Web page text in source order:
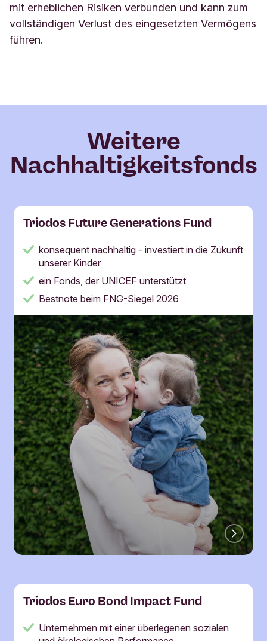
mit erheblichen Risiken verbunden und kann zum
vollständigen Verlust des eingesetzten Vermögens
führen.
Weitere
Nachhaltigkeitsfonds
Triodos Future Generations Fund
konsequent nachhaltig - investiert in die Zukunft
unserer Kinder
ein Fonds, der UNICEF unterstützt
Bestnote beim FNG-Siegel 2026
Triodos Euro Bond Impact Fund
Unternehmen mit einer überlegenen sozialen